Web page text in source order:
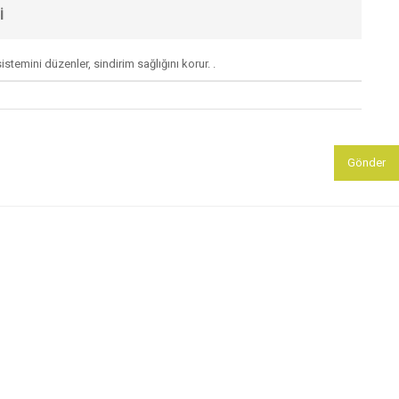
düzenler, sindirim sağlığını korur. .
Gönder